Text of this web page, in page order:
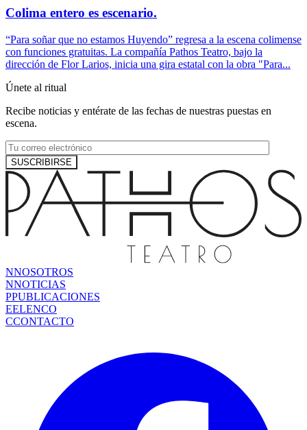
Colima entero es escenario.
“Para soñar que no estamos Huyendo” regresa a la escena colimense
con funciones gratuitas. La compañía Pathos Teatro, bajo la
dirección de Flor Larios, inicia una gira estatal con la obra "Para...
Únete al ritual
Recibe noticias y entérate de las fechas de nuestras puestas en
escena.
NNOSOTROS
NNOTICIAS
PPUBLICACIONES
EELENCO
CCONTACTO